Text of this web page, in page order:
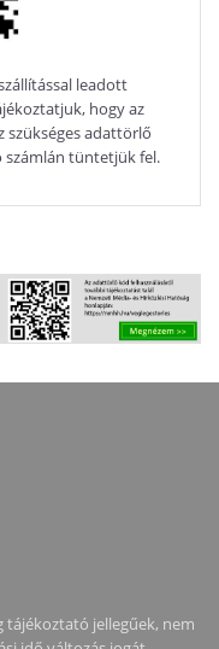
leadott
hogy az
szükséges adattörlő
számlán tüntetjük fel.
jellegűek, nem